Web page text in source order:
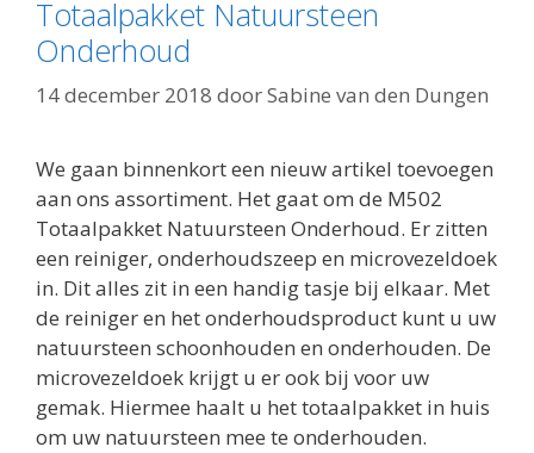
Totaalpakket Natuursteen
Onderhoud
14 december 2018 doorSabine van den Dungen
We gaan binnenkort een nieuw artikel toevoegen
aan ons assortiment. Het gaat om de M502
Totaalpakket Natuursteen Onderhoud. Er zitten
een reiniger, onderhoudszeep en microvezeldoek
in. Dit alles zit in een handig tasje bij elkaar. Met
de reiniger en het onderhoudsproduct kunt u uw
natuursteen schoonhouden en onderhouden. De
microvezeldoek krijgt u er ook bij voor uw
gemak. Hiermee haalt u het totaalpakket in huis
om uw natuursteen mee te onderhouden.